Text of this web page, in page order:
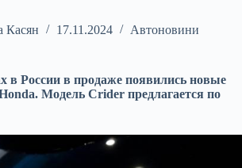
Касян 17.11.2024 Автоновини
в России в продаже появились новые
Модель Crider предлагается по